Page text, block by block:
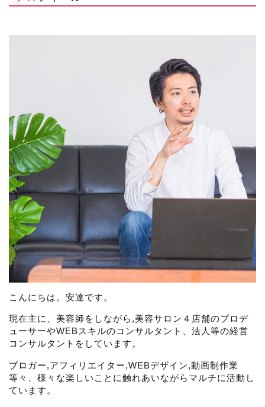
こんにちは。安達です。
現在主に、美容師をしながら,美容サロン４店舗のプロデ
ューサーやWEBスキルのコンサルタント、法人等の経営
コンサルタントをしています。
ブロガー,アフィリエイター,WEBデザイン,動画制作業
等々、様々な楽しいことに触れあいながらマルチに活動し
ています。